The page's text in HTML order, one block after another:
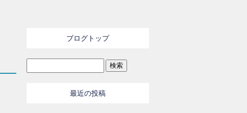
ブログトップ
最近の投稿